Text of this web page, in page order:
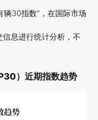
辆30指数”，在国际市场
息进行统计分析，不
）近期指数趋势